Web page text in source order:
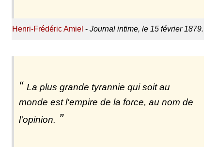
Henri-Frédéric Amiel - Journal intime, le 15 février 1879.
La plus grande tyrannie qui soit au
monde est l'empire de la force, au nom de
l'opinion.